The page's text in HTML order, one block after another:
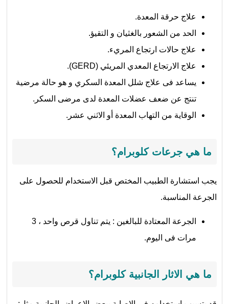
علاج حرقة المعدة.
الحد من الشعور بالغثيان و التقيؤ.
علاج حالات ارتجاع المريء.
علاج الارتجاع المعدي المريئي (GERD).
يساعد فى علاج شلل المعدة السكري و هو حالة مرضية
تنتج عن ضعف عضلات المعدة لدى مرضى السكر.
الوقاية من التهاب المعدة أو الاثني عشر.
ما هي جرعات كلوبرام؟
يجب استشارة الطبيب المختص قبل الاستخدام للحصول على
الجرعة المناسبة.
الجرعة المعتادة للبالغين : يتم تناول قرص واحد ، 3
مرات فى اليوم.
ما هي الاثار الجانبية كلوبرام؟